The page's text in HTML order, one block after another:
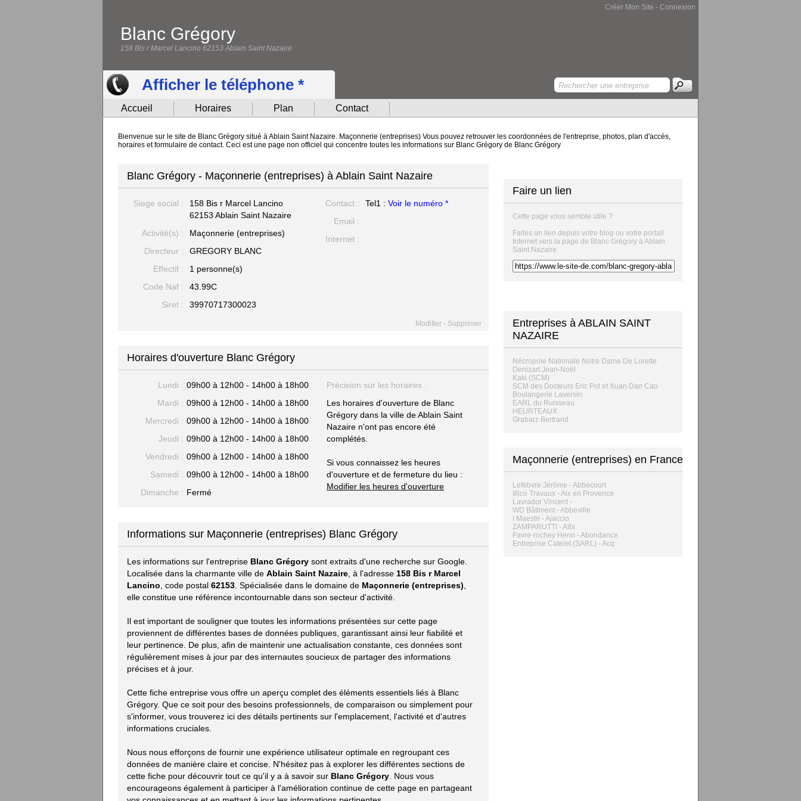
Créer Mon Site - Connexion
Blanc Grégory
158 Bis r Marcel Lancino 62153 Ablain Saint Nazaire
Afficher le téléphone *
Accueil Horaires Plan Contact
Bienvenue sur le site de Blanc Grégory situé à Ablain Saint Nazaire. Maçonnerie (entreprises) Vous pouvez retrouver les coordonnées de l'entreprise, photos, plan d'accès,
horaires et formulaire de contact. Ceci est une page non officiel qui concentre toutes les informations sur Blanc Grégory de Blanc Grégory
Blanc Grégory - Maçonnerie (entreprises) à Ablain Saint Nazaire
Siege social :
158 Bis r Marcel Lancino
62153 Ablain Saint Nazaire
Activité(s) :
Maçonnerie (entreprises)
Directeur :
GREGORY BLANC
Effectif :
1 personne(s)
Code Naf :
43.99C
Siret :
39970717300023
Contact : Tel1 : Voir le numéro *
Email :
Internet :
Modifier - Supprimer
Horaires d'ouverture Blanc Grégory
Lundi : 09h00 à 12h00 - 14h00 à 18h00
Mardi : 09h00 à 12h00 - 14h00 à 18h00
Mercredi : 09h00 à 12h00 - 14h00 à 18h00
Jeudi : 09h00 à 12h00 - 14h00 à 18h00
Vendredi : 09h00 à 12h00 - 14h00 à 18h00
Samedi : 09h00 à 12h00 - 14h00 à 18h00
Dimanche : Fermé
Précision sur les horaires :
Les horaires d'ouverture de Blanc
Grégory dans la ville de Ablain Saint
Nazaire n'ont pas encore été
complétés.
Si vous connaissez les heures
d'ouverture et de fermeture du lieu :
Modifier les heures d'ouverture
Informations sur Maçonnerie (entreprises) Blanc Grégory
Les informations sur l'entreprise Blanc Grégory sont extraits d'une recherche sur Google.
Localisée dans la charmante ville de Ablain Saint Nazaire , à l'adresse 158 Bis r Marcel
Lancino , code postal 62153 . Spécialisée dans le domaine de Maçonnerie (entreprises)
elle constitue une référence incontournable dans son secteur d'activité.
Il est important de souligner que toutes les informations présentées sur cette page
proviennent de différentes bases de données publiques, garantissant ainsi leur fiabilité et
leur pertinence. De plus, afin de maintenir une actualisation constante, ces données sont
régulièrement mises à jour par des internautes soucieux de partager des informations
précises et à jour.
Cette fiche entreprise vous offre un aperçu complet des éléments essentiels liés à Blanc
Grégory. Que ce soit pour des besoins professionnels, de comparaison ou simplement pour
s'informer, vous trouverez ici des détails pertinents sur l'emplacement, l'activité et d'autres
informations cruciales.
Nous nous efforçons de fournir une expérience utilisateur optimale en regroupant ces
données de manière claire et concise. N'hésitez pas à explorer les différentes sections de
cette fiche pour découvrir tout ce qu'il y a à savoir sur Blanc Grégory . Nous vous
encourageons également à participer à l'amélioration continue de cette page en partageant
Faire un lien
Cette page vous semble utile ?
Faites un lien depuis votre blog ou votre portail
Internet vers la page de Blanc Grégory à Ablain
Saint Nazaire.
Entreprises à ABLAIN SAINT
NAZAIRE
Nécropole Nationale Notre Dame De Lorette
Denizart Jean-Noël
Kaki (SCM)
SCM des Docteurs Eric Pot et Xuan Dan Cao
Boulangerie Laversin
EARL du Ruisseau
HEURTEAUX
Grabarz Bertrand
Maçonnerie (entreprises) en France
Lefebvre Jérôme - Abbecourt
Illico Travaux - Aix en Provence
Lavrador Vincent -
WD Bâtiment - Abbeville
I Maestri - Ajaccio
ZAMPARUTTI - Albi
Favre-rochey Henri - Abondance
Entreprise Catelet (SARL) - Acq